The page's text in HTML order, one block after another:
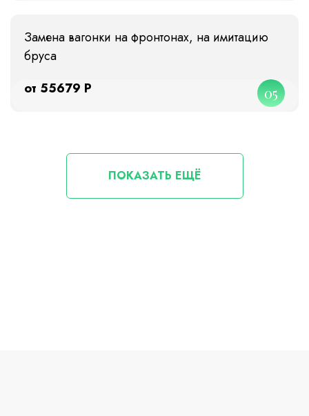
Замена вагонки на фронтонах, на имитацию
бруса
от 55679 Р
05
ПОКАЗАТЬ ЕЩЁ